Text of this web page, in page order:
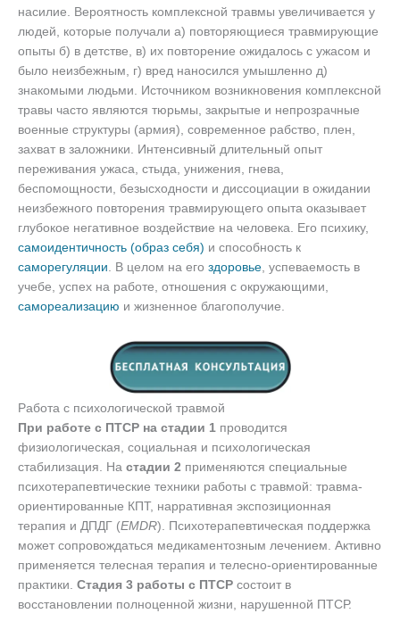
насилие. Вероятность комплексной травмы увеличивается у
людей, которые получали а) повторяющиеся травмирующие
опыты б) в детстве, в) их повторение ожидалось с ужасом и
было неизбежным, г) вред наносился умышленно д)
знакомыми людьми. Источником возникновения комплексной
травы часто являются тюрьмы, закрытые и непрозрачные
военные структуры (армия), современное рабство, плен,
захват в заложники. Интенсивный длительный опыт
переживания ужаса, стыда, унижения, гнева,
беспомощности, безысходности и диссоциации в ожидании
неизбежного повторения травмирующего опыта оказывает
глубокое негативное воздействие на человека. Его психику,
самоидентичность (образ себя) и способность к
саморегуляции . В целом на его здоровье , успеваемость в
учебе, успех на работе, отношения с окружающими,
самореализацию и жизненное благополучие.
Работа с психологической травмой
При работе с ПТСР на стадии 1 проводится
физиологическая, социальная и психологическая
стабилизация. На стадии 2 применяются специальные
психотерапевтические техники работы с травмой: травма-
ориентированные КПТ, нарративная экспозиционная
терапия и ДПДГ (EMDR). Психотерапевтическая поддержка
может сопровождаться медикаментозным лечением. Активно
применяется телесная терапия и телесно-ориентированные
практики. Стадия 3 работы с ПТСР состоит в
восстановлении полноценной жизни, нарушенной ПТСР.